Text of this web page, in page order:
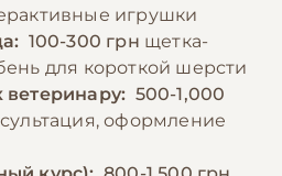
игрушки
100-300 грн щетка-
для короткой шерсти
500-1,000
оформление